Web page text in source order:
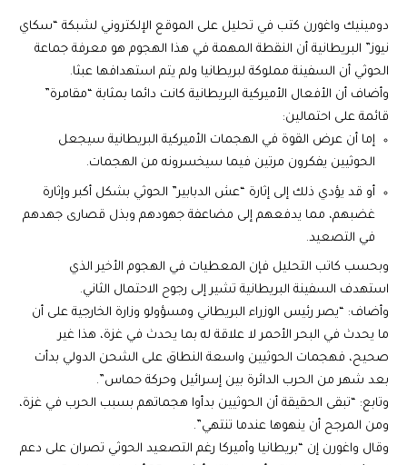
دومينيك واغورن كتب في تحليل على الموقع الإلكتروني لشبكة “سكاي
نيوز” البريطانية أن النقطة المهمة في هذا الهجوم هو معرفة جماعة
الحوثي أن السفينة مملوكة لبريطانيا ولم يتم استهدافها عبثا.
وأضاف أن الأفعال الأميركية البريطانية كانت دائما بمثابة “مقامرة”
قائمة على احتمالين:
إما أن عرض القوة في الهجمات الأميركية البريطانية سيجعل
الحوثيين يفكرون مرتين فيما سيخسرونه من الهجمات.
أو قد يؤدي ذلك إلى إثارة “عش الدبابير” الحوثي بشكل أكبر وإثارة
غضبهم، مما يدفعهم إلى مضاعفة جهودهم وبذل قصارى جهدهم
في التصعيد.
وبحسب كاتب التحليل فإن المعطيات في الهجوم الأخير الذي
استهدف السفينة البريطانية تشير إلى رجوح الاحتمال الثاني.
وأضاف: “يصر رئيس الوزراء البريطاني ومسؤولو وزارة الخارجية على أن
ما يحدث في البحر الأحمر لا علاقة له بما يحدث في غزة، هذا غير
صحيح، فهجمات الحوثيين واسعة النطاق على الشحن الدولي بدأت
بعد شهر من الحرب الدائرة بين إسرائيل وحركة حماس”.
وتابع: “تبقى الحقيقة أن الحوثيين بدأوا هجماتهم بسبب الحرب في غزة،
ومن المرجح أن ينهوها عندما تنتهي”.
وقال واغورن إن “بريطانيا وأميركا رغم التصعيد الحوثي تصران على دعم